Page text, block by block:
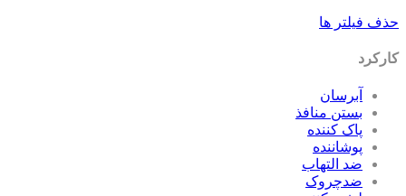
فیلتر ها
آبرسان
بستن منافذ
پاک کننده
پوشاننده
ضد التهاب
ضدچروک